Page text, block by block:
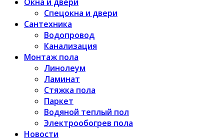
Спецокна и двери
Сантехника
Водопровод
Канализация
Монтаж пола
Линолеум
Ламинат
Стяжка пола
Паркет
Водяной теплый пол
Электрообогрев пола
Новости